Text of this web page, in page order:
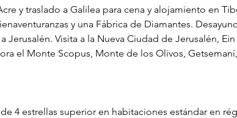
y traslado a Galilea para cena y alojamiento en
y una Fábrica de Diamantes.
Visita a la Nueva Ciudad de Jerusalén, Ein
el Monte Scopus, Monte de los Olivos,
4 estrellas superior en habitaciones estándar en